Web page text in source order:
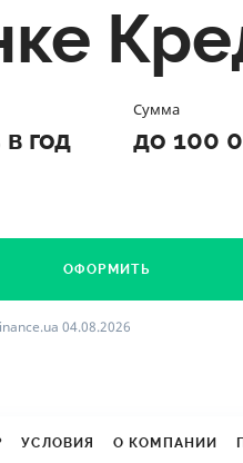
год
Сумма
до 100
ОФОРМИТЬ
04.08.2026
УСЛОВИЯ О КОМПАНИИ